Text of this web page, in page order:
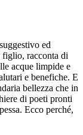
ed
figlio, racconta di
acque limpide e
e benefiche. E
bellezza che in
di poeti pronti
Ecco perché,